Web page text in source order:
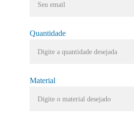
Quantidade
Material